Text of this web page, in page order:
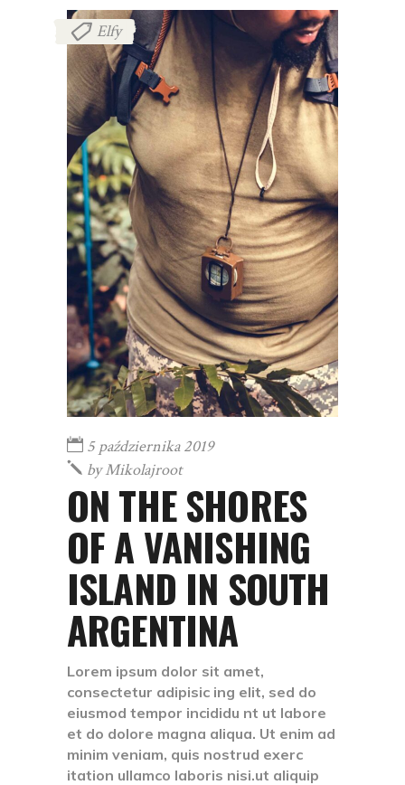
Elfy
5 października 2019
byMikolajroot
ON THE SHORES
OF A VANISHING
ISLAND IN SOUTH
ARGENTINA
Lorem ipsum dolor sit amet,
consectetur adipisic ing elit, sed do
eiusmod tempor incididu nt ut labore
et do dolore magna aliqua. Ut enim ad
minim veniam, quis nostrud exerc
itation ullamco laboris nisi.ut aliquip